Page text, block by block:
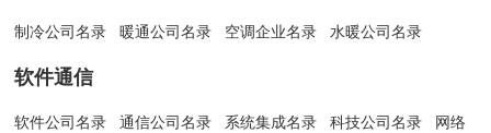
制冷公司名录 暖通公司名录 空调企业名录 水暖公司名录
软件通信
软件公司名录 通信公司名录 系统集成名录 科技公司名录
网络